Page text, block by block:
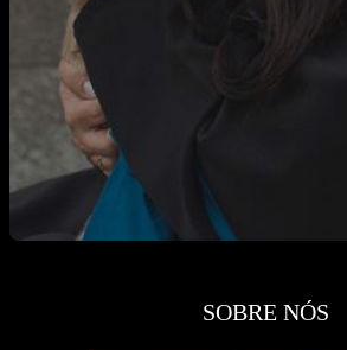
SOBRE NÓS